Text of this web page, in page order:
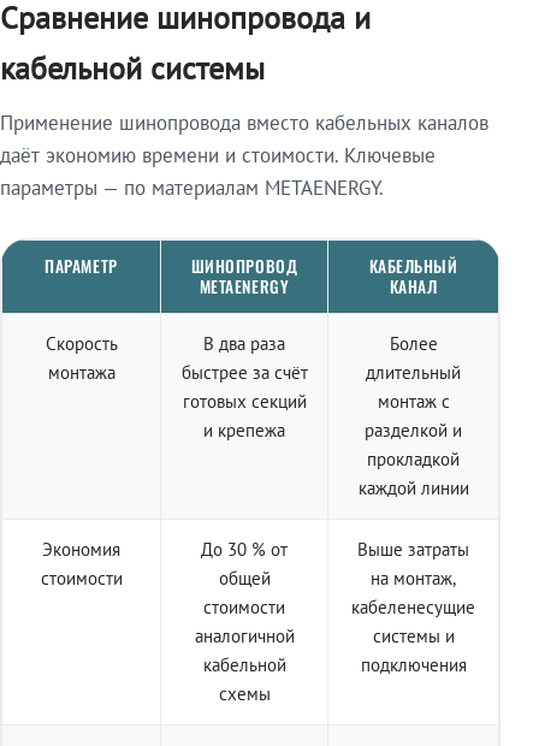
Сравнение шинопровода и
кабельной системы
Применение шинопровода вместо кабельных каналов
даёт экономию времени и стоимости. Ключевые
параметры — по материалам METAENERGY.
ПАРАМЕТР
ШИНОПРОВОД
METAENERGY
КАБЕЛЬНЫЙ
КАНАЛ
Скорость
монтажа
В два раза
быстрее за счёт
готовых секций
и крепежа
Более
длительный
монтаж с
разделкой и
прокладкой
каждой линии
Экономия
стоимости
До 30 % от
общей
стоимости
аналогичной
кабельной
схемы
Выше затраты
на монтаж,
кабеленесущие
системы и
подключения